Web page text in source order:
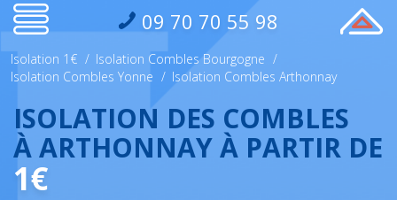
09 70 70 55 98
Isolation 1€ / Isolation Combles Bourgogne /
Isolation Combles Yonne / Isolation Combles Arthonnay
ISOLATION DES COMBLES
À ARTHONNAY À PARTIR DE
1€